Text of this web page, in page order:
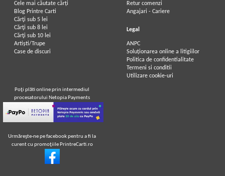
Cele mai căutate cărți
Blog Printre Carti
Cărţi sub 5 lei
Cărţi sub 8 lei
Cărţi sub 10 lei
Artiști/Trupe
Case de discuri
Retur comenzi
Angajari - Cariere
Legal
ANPC
Soluționarea online a litigiilor
Politica de confidentialitate
Termeni si conditii
Utilizare cookie-uri
Poţi plăti online prin intermediul
procesatorului Netopia Payments
Urmăreşte-ne pe facebook pentru a fi la
curent cu promoţiile PrintreCarti.ro